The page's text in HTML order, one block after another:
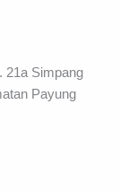
21a Simpang
Payung